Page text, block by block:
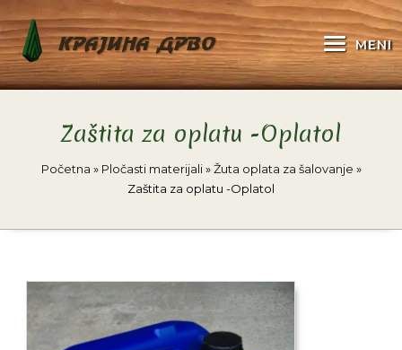
KRAJINA DRVO MENI
Zaštita za oplatu -Oplatol
Početna » Pločasti materijali»Žuta oplata za šalovanje »
Zaštita za oplatu -Oplatol